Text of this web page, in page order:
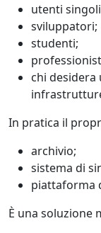
utenti
sviluppatori;
studenti;
chi desidera
In pratica il
archivio;
sistema di
piattaforma
È una soluzione